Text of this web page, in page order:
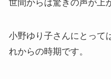
世間からは驚きの声が上
小野ゆり子さんにとって
れからの時期です。